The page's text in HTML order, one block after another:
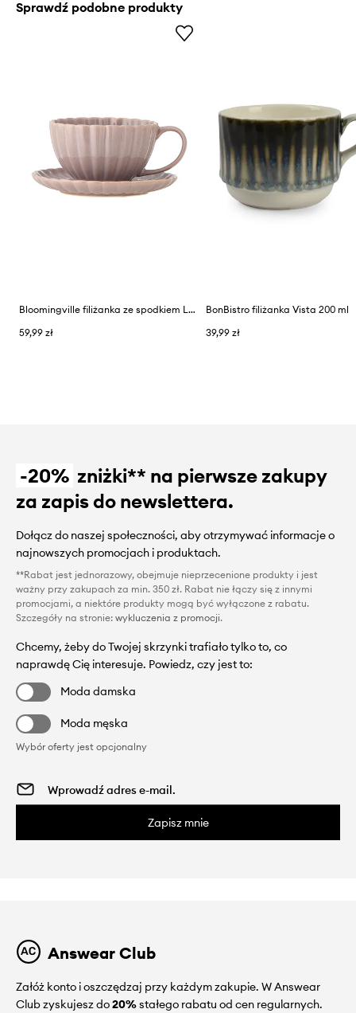
Sprawdź podobne produkty
Bloomingville filiżanka ze spodkiem Latina 220 ml
59,99 zł
BonBistro filiżanka Vista 200 ml
39,99 zł
-20% zniżki** na pierwsze zakupy
za zapis do newslettera.
Dołącz do naszej społeczności, aby otrzymywać informacje o
najnowszych promocjach i produktach.
**Rabat jest jednorazowy, obejmuje nieprzecenione produkty i jest
ważny przy zakupach za min. 350 zł. Rabat nie łączy się z innymi
promocjami, a niektóre produkty mogą być wyłączone z rabatu.
Szczegóły na stronie: wykluczenia z promocji.
Chcemy, żeby do Twojej skrzynki trafiało tylko to, co
naprawdę Cię interesuje. Powiedz, czy jest to:
Moda damska
Moda męska
Wybór oferty jest opcjonalny
Zapisz mnie
Answear Club
Załóż konto i oszczędzaj przy każdym zakupie. W Answear
Club zyskujesz do20%stałego rabatu od cen regularnych.